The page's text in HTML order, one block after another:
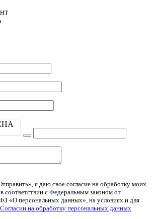
я даю свое согласие на обработку моих
соответствии с Федеральным законом от
«О персональных данных», на условиях и для
Согласии на обработку персональных данных